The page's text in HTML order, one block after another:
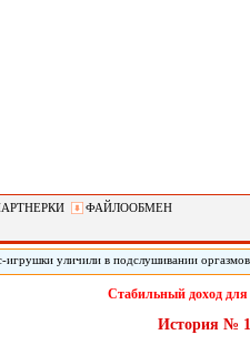
ФАЙЛООБМЕН
уличили в подслушивании
секс-игрушки, пожаловались на
По данным юзеров, приложение создавало
Стабильный доход для
История №